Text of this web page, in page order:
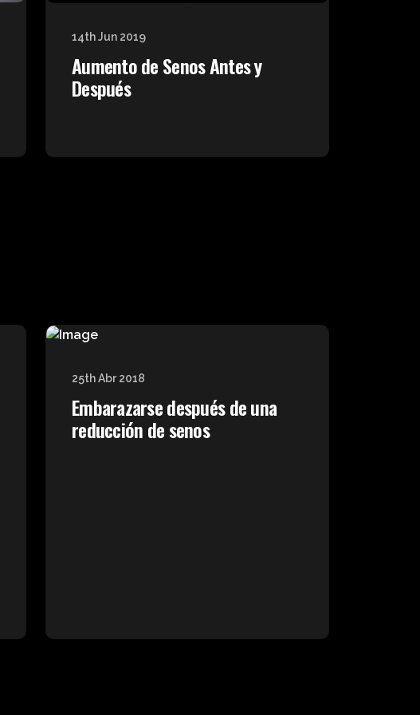
14th Jun 2019
Aumento de Senos Antes y
Después
25th Abr 2018
Embarazarse después de una
reducción de senos